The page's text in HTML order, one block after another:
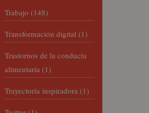
Trabajo (148)
Transformación digital (1)
Trastornos de la conducta
alimentaria (1)
Trayectoria inspiradora (1)